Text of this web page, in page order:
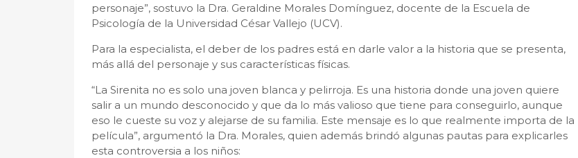
personaje”, sostuvo la Dra. Geraldine Morales Domínguez, docente de la Escuela de
Psicología de la Universidad César Vallejo (UCV).
Para la especialista, el deber de los padres está en darle valor a la historia que se presenta,
más allá del personaje y sus características físicas.
“La Sirenita no es solo una joven blanca y pelirroja. Es una historia donde una joven quiere
salir a un mundo desconocido y que da lo más valioso que tiene para conseguirlo, aunque
eso le cueste su voz y alejarse de su familia. Este mensaje es lo que realmente importa de la
película”, argumentó la Dra. Morales, quien además brindó algunas pautas para explicarles
esta controversia a los niños: